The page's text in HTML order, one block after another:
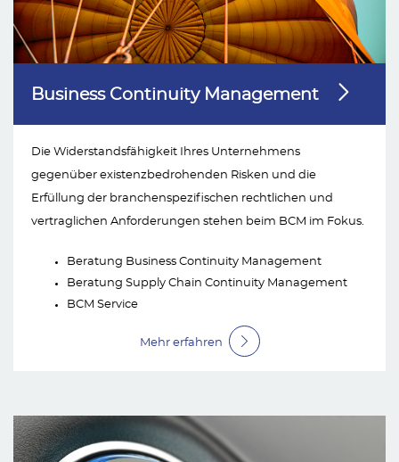
Business Continuity Management
Die Widerstandsfähigkeit Ihres Unternehmens
gegenüber existenzbedrohenden Risken und die
Erfüllung der branchenspezifischen rechtlichen und
vertraglichen Anforderungen stehen beim BCM im Fokus.
Beratung Business Continuity Management
Beratung Supply Chain Continuity Management
BCM Service
Mehr erfahren